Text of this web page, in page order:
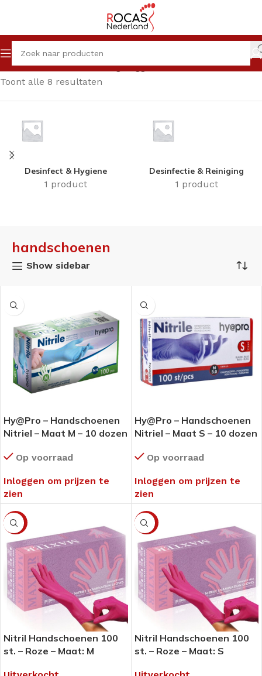
Home Winkel Producten getagged “handschoenen”
Toont alle 8 resultaten
Desinfect & Hygiene
1 product
Desinfectie & Reiniging
1 product
handschoenen
Show sidebar
Hy@Pro – Handschoenen
Nitriel – Maat M – 10 dozen
Op voorraad
Inloggen om prijzen te
zien
Hy@Pro – Handschoenen
Nitriel – Maat S – 10 dozen
Op voorraad
Inloggen om prijzen te
zien
-14%
Nitril Handschoenen 100
st. – Roze – Maat: M
-14%
Nitril Handschoenen 100
st. – Roze – Maat: S